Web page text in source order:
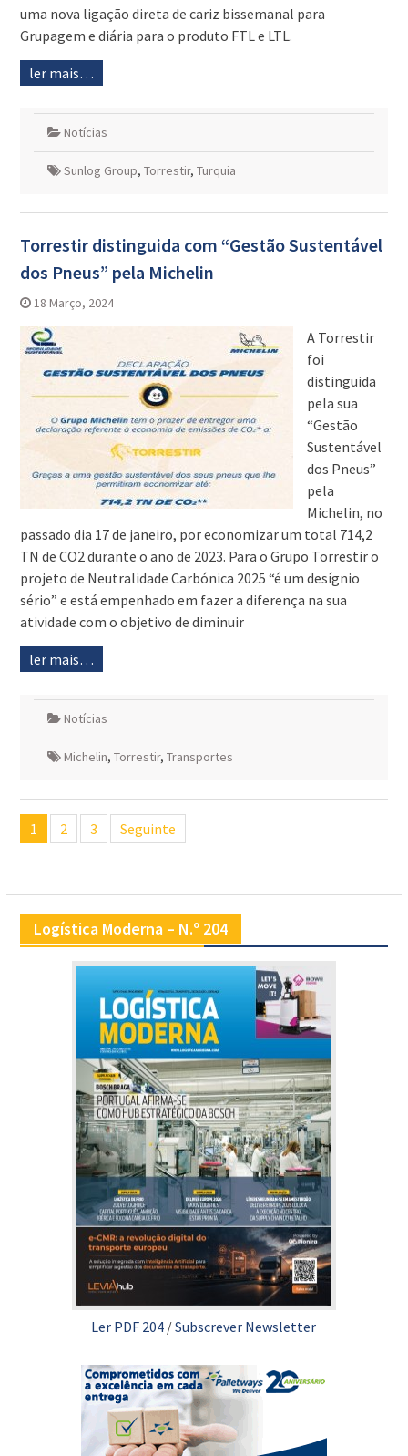
uma nova ligação direta de cariz bissemanal para
Grupagem e diária para o produto FTL e LTL.
ler mais…
Notícias
Sunlog Group, Torrestir, Turquia
Torrestir distinguida com “Gestão Sustentável
dos Pneus” pela Michelin
18 Março, 2024
A Torrestir
foi
distinguida
pela sua
“Gestão
Sustentável
dos Pneus”
pela
Michelin, no
passado dia 17 de janeiro, por economizar um total 714,2
TN de CO2 durante o ano de 2023. Para o Grupo Torrestir o
projeto de Neutralidade Carbónica 2025 “é um desígnio
sério” e está empenhado em fazer a diferença na sua
atividade com o objetivo de diminuir
ler mais…
Notícias
Michelin, Torrestir, Transportes
Navegação
de
1 2 3 Seguinte
Logística Moderna – N.º 204
Ler PDF 204 /Subscrever Newsletter